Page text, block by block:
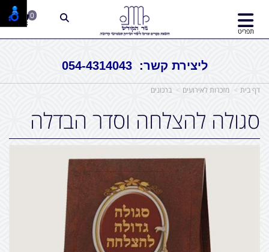
ליצירת קשר: 054-4314043
תפריט
0
דף בית מזכרות לאירועים ברכונים
סגולה להצלחה וסדר הבדלה